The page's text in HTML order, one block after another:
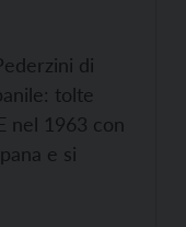
di
tolte
nel 1963 con
e si